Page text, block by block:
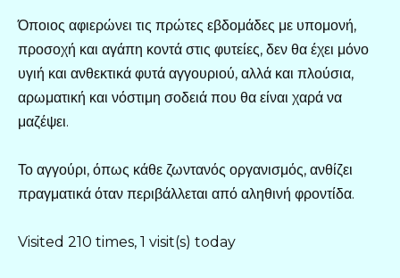
Όποιος αφιερώνει τις πρώτες εβδομάδες με υπομονή,
προσοχή και αγάπη κοντά στις φυτείες, δεν θα έχει μόνο
υγιή και ανθεκτικά φυτά αγγουριού, αλλά και πλούσια,
αρωματική και νόστιμη σοδειά που θα είναι χαρά να
μαζέψει.
Το αγγούρι, όπως κάθε ζωντανός οργανισμός, ανθίζει
πραγματικά όταν περιβάλλεται από αληθινή φροντίδα.
Visited 210 times, 1 visit(s) today